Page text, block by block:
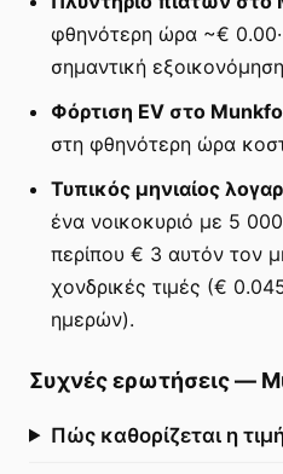
φθηνότερη ώρα ~€
σημαντική
Φόρτιση EV στο
στη φθηνότερη ώρα
Τυπικός μηνιαίος
ένα νοικοκυριό με 5
περίπου € 3 αυτόν τον
χονδρικές τιμές (€
ημερών).
Συχνές ερωτήσεις—
Πώς καθορίζεται η